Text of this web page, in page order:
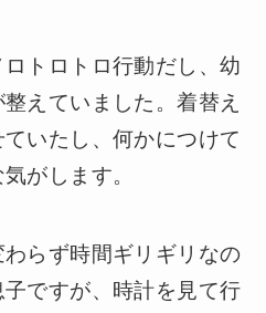
トロトロ行動だし、幼
えていました。着替え
いたし、何かにつけて
がします。
らず時間ギリギリなの
ですが、時計を見て行